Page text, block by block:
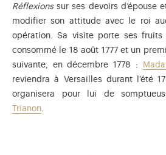
Réflexionssur ses devoirs d’épouse
modifier son attitude avec le roi
opération. Sa visite porte ses
consommé le 18 août 1777 et un
suivante, en décembre 1778 :
reviendra à Versailles durant l’été
organisera pour lui de
Trianon.